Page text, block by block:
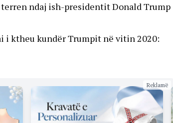
ndaj ish-presidentit Donald Trump
i ktheu kundër Trumpit në vitin 2020:
Reklamë